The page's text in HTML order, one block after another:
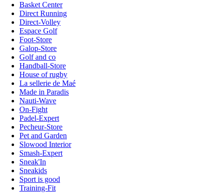
Basket Center
Direct Running
Direct-Volley
Espace Golf
Foot-Store
Galop-Store
Golf and co
Handball-Store
House of rugby
La sellerie de Maé
Made in Paradis
Nauti-Wave
On-Fight
Padel-Expert
Pecheur-Store
Pet and Garden
Slowood Interior
Smash-Expert
Sneak'In
Sneakids
Sport is good
Training-Fit